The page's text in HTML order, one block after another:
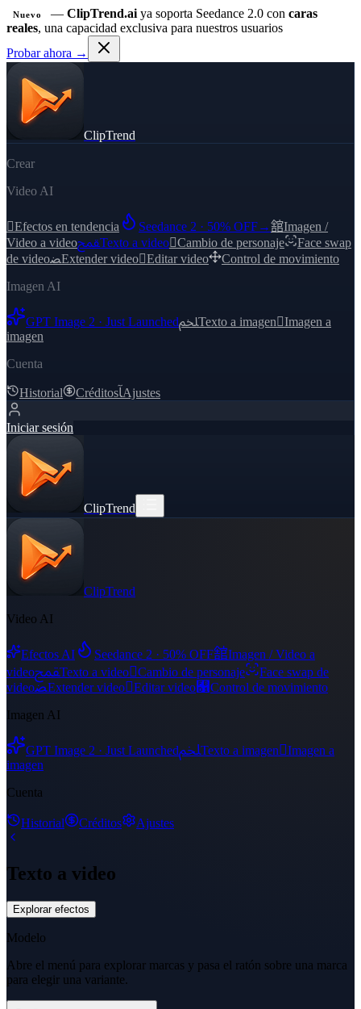
Nuevo —ClipTrend.ai ya soporta Seedance 2.0 concaras
reales, una capacidad exclusiva para nuestros usuarios
Probar ahora →
ClipTrend
Crear
Video AI
Efectos en tendencia Seedance 2 · 50% OFF→舘Imagen /
Video a videoﵾTexto a videoCambio de personaje
Face swap
de videoﻀExtender videoEditar video
Control de movimiento
Imagen AI
GPT Image 2 · Just LaunchedﶅTexto a imagenImagen a
imagen
Cuenta
Historial CréditosﺂAjustes
Iniciar sesión
ClipTrend
ClipTrend
Video AI
Efectos AI Seedance 2 · 50% OFF舘Imagen / Video a
videoﵾTexto a videoCambio de personaje
Face swap de
videoﻀExtender videoEditar video﯑Control de movimiento
Imagen AI
GPT Image 2 · Just LaunchedﶅTexto a imagenImagen a
imagen
Cuenta
Historial Créditos Ajustes
Texto a video
Explorar efectos
Modelo
Abre el menú para explorar marcas y pasa el ratón sobre una marca
para elegir una variante.